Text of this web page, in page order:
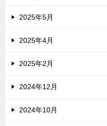
2025年5月
2025年4月
2025年2月
2024年12月
2024年10月